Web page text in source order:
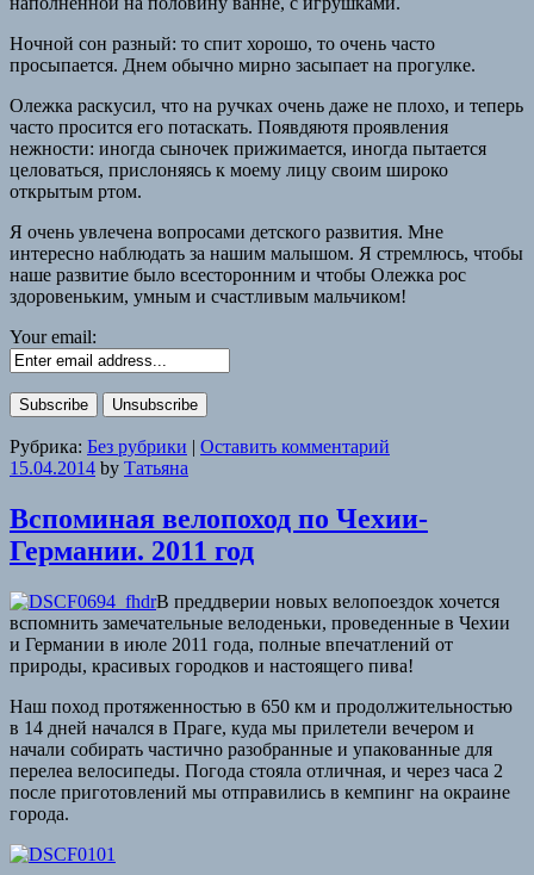
Ночной сон разный: то спит хорошо, то очень часто
просыпается. Днем обычно мирно засыпает на прогулке.
Олежка раскусил, что на ручках очень даже не плохо, и теперь
часто просится его потаскать. Появдяютя проявления
нежности: иногда сыночек прижимается, иногда пытается
целоваться, прислоняясь к моему лицу своим широко
открытым ртом.
Я очень увлечена вопросами детского развития. Мне
интересно наблюдать за нашим малышом. Я стремлюсь, чтобы
наше развитие было всесторонним и чтобы Олежка рос
здоровеньким, умным и счастливым мальчиком!
Your email:
Рубрика: Без рубрики | Оставить комментарий
15.04.2014 by Татьяна
Вспоминая велопоход по Чехии-
Германии. 2011 год
В преддверии новых велопоездок хочется
вспомнить замечательные велоденьки, проведенные в Чехии
и Германии в июле 2011 года, полные впечатлений от
природы, красивых городков и настоящего пива!
Наш поход протяженностью в 650 км и продолжительностью
в 14 дней начался в Праге, куда мы прилетели вечером и
начали собирать частично разобранные и упакованные для
перелеа велосипеды. Погода стояла отличная, и через часа 2
после приготовлений мы отправились в кемпинг на окраине
города.